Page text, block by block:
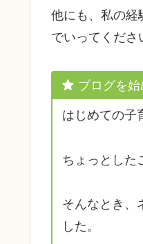
他にも、私の経
でいってくださ
ブログを
はじめての子
ちょっとした
そんなとき、
した。